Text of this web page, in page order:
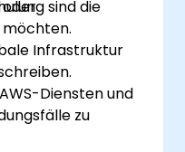
oder sind die
Infrastruktur
Diensten und
zu